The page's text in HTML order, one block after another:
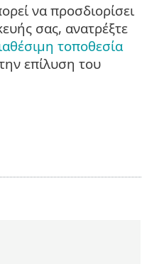
να προσδιορίσει
σας, ανατρέξτε
τοποθεσία
επίλυση του